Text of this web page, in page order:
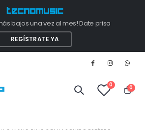
bajos una vez al mes! Date prisa
REGÍSTRATE YA
0 0